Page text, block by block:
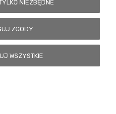
NIEZBĘDNE
ZGODY
WSZYSTKIE